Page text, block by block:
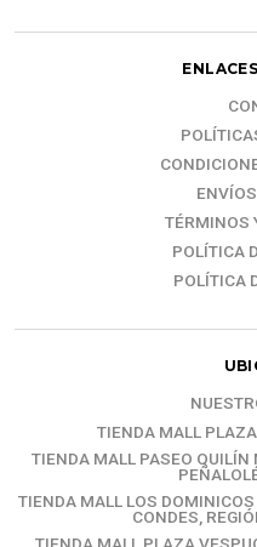
TÉRMINOS
POLÍTICA
POLÍTICA
TIENDA MALL
TIENDA MALL PASEO
TIENDA MALL LOS
CONDES,
TIENDA MALL PLAZA